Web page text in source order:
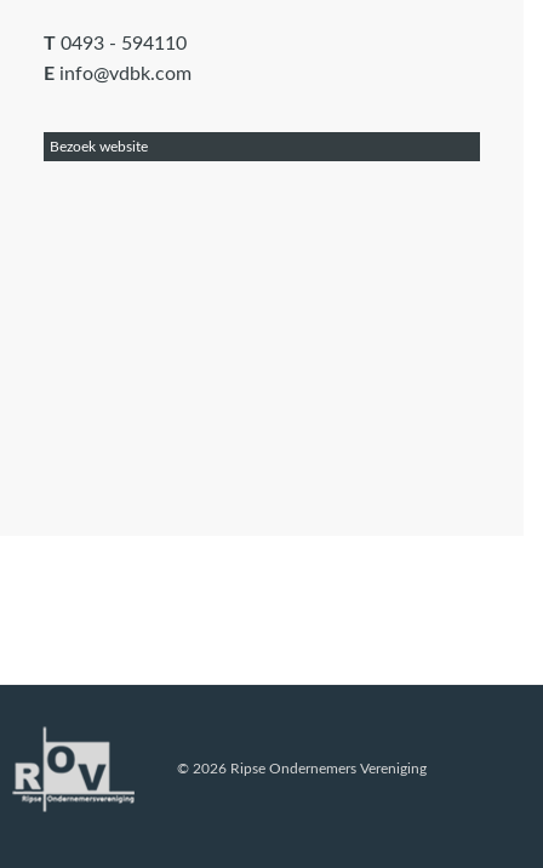
T 0493 - 594110
E info@vdbk.com
Bezoek website
© 2026 Ripse Ondernemers Vereniging